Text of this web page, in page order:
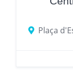
Plaça